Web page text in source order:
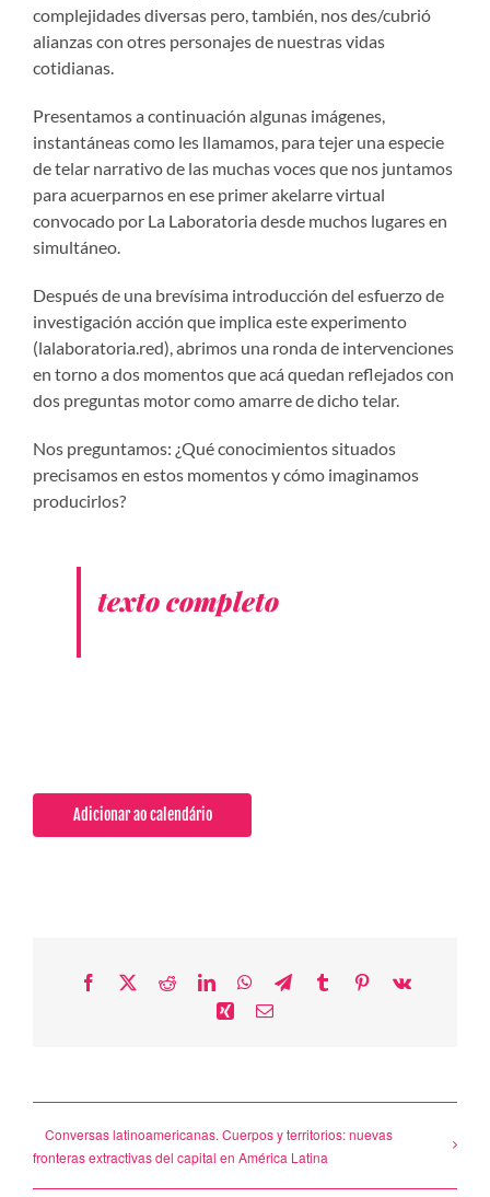
complejidades diversas pero, también, nos des/cubrió
alianzas con otres personajes de nuestras vidas
cotidianas.
Presentamos a continuación algunas imágenes,
instantáneas como les llamamos, para tejer una especie
de telar narrativo de las muchas voces que nos juntamos
para acuerparnos en ese primer akelarre virtual
convocado por La Laboratoria desde muchos lugares en
simultáneo.
Después de una brevísima introducción del esfuerzo de
investigación acción que implica este experimento
(lalaboratoria.red), abrimos una ronda de intervenciones
en torno a dos momentos que acá quedan reflejados con
dos preguntas motor como amarre de dicho telar.
Nos preguntamos: ¿Qué conocimientos situados
precisamos en estos momentos y cómo imaginamos
producirlos?
texto completo
Adicionar ao calendário
Facebook
X RedditLinkedInWhatsApp
TelegramTumblrPinterest
Vk
Xing Email
Conversas latinoamericanas. Cuerpos y territorios: nuevas
fronteras extractivas del capital en América Latina